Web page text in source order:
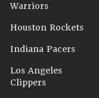
Warriors
Houston Rockets
Indiana Pacers
Los Angeles
Clippers